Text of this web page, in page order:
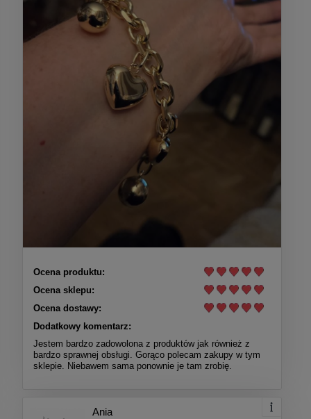
Ocena produktu:
Ocena sklepu:
Ocena dostawy:
Dodatkowy komentarz:
Jestem bardzo zadowolona z produktów jak również z
bardzo sprawnej obsługi. Gorąco polecam zakupy w tym
sklepie. Niebawem sama ponownie je tam zrobię.
Ania